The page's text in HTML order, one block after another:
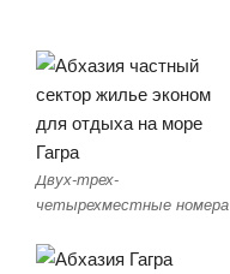
Двух-трех-
четырехместные номера